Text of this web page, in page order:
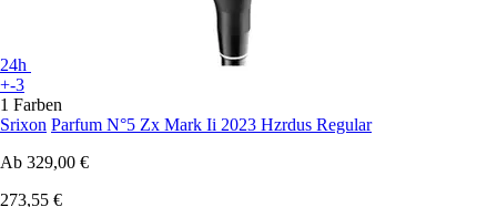
24h
+-3
1 Farben
Srixon Parfum N°5 Zx Mark Ii 2023 Hzrdus Regular
Ab 329,00 €
273,55 €